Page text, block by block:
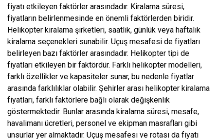
fiyatı etkileyen faktörler arasındadır. Kiralama süresi,
fiyatların belirlenmesinde en önemli faktörlerden biridir.
Helikopter kiralama şirketleri, saatlik, günlük veya haftalık
kiralama seçenekleri sunabilir. Uçuş mesafesi de fiyatları
belirleyen bazı faktörler arasındadır. Helikopter tipi de
fiyatları etkileyen bir faktördür. Farklı helikopter modelleri,
farklı özellikler ve kapasiteler sunar, bu nedenle fiyatlar
arasında farklılıklar olabilir. Şehirler arası helikopter kiralama
fiyatları, farklı faktörlere bağlı olarak değişkenlik
göstermektedir. Bunlar arasında kiralama süresi, mesafe,
havalimanı ücretleri, personel ve ekipman masrafları gibi
unsurlar yer almaktadır. Uçuş mesafesi ve rotası da fiyatı